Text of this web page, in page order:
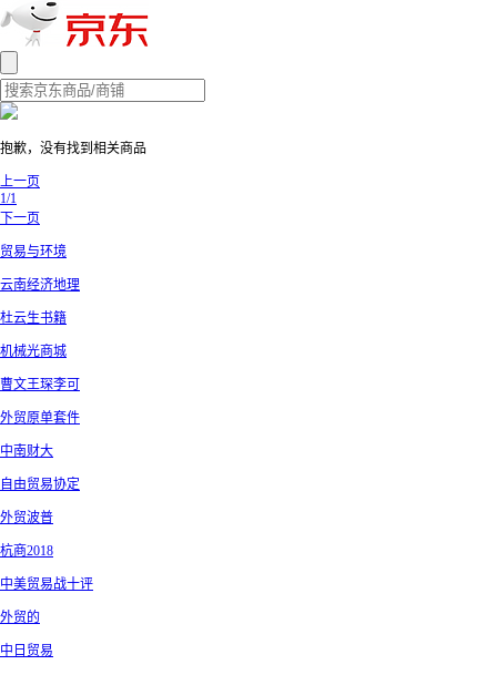
抱歉，没有找到相关商品
上一页
1/1
下一页
贸易与环境
云南经济地理
杜云生书籍
机械光商城
曹文王琛李可
外贸原单套件
中南财大
自由贸易协定
外贸波普
杭商2018
中美贸易战十评
外贸的
中日贸易